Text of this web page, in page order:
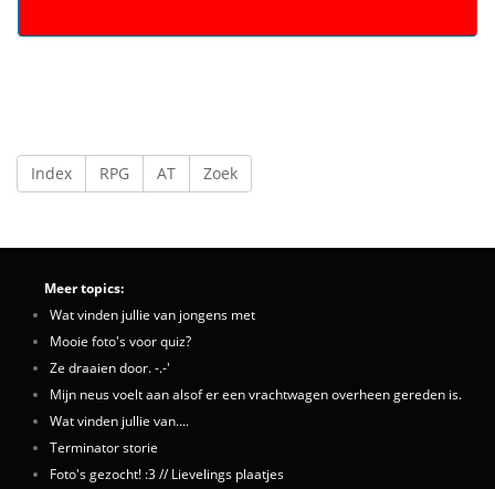
Index RPG AT Zoek
Meer topics:
Wat vinden jullie van jongens met
Mooie foto's voor quiz?
Ze draaien door. -.-'
Mijn neus voelt aan alsof er een vrachtwagen overheen gereden is.
Wat vinden jullie van....
Terminator storie
Foto's gezocht! :3 // Lievelings plaatjes